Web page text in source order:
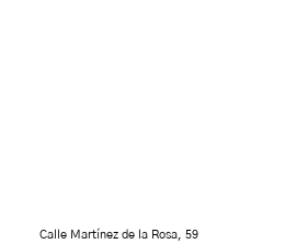
Calle Martínez de la Rosa, 59